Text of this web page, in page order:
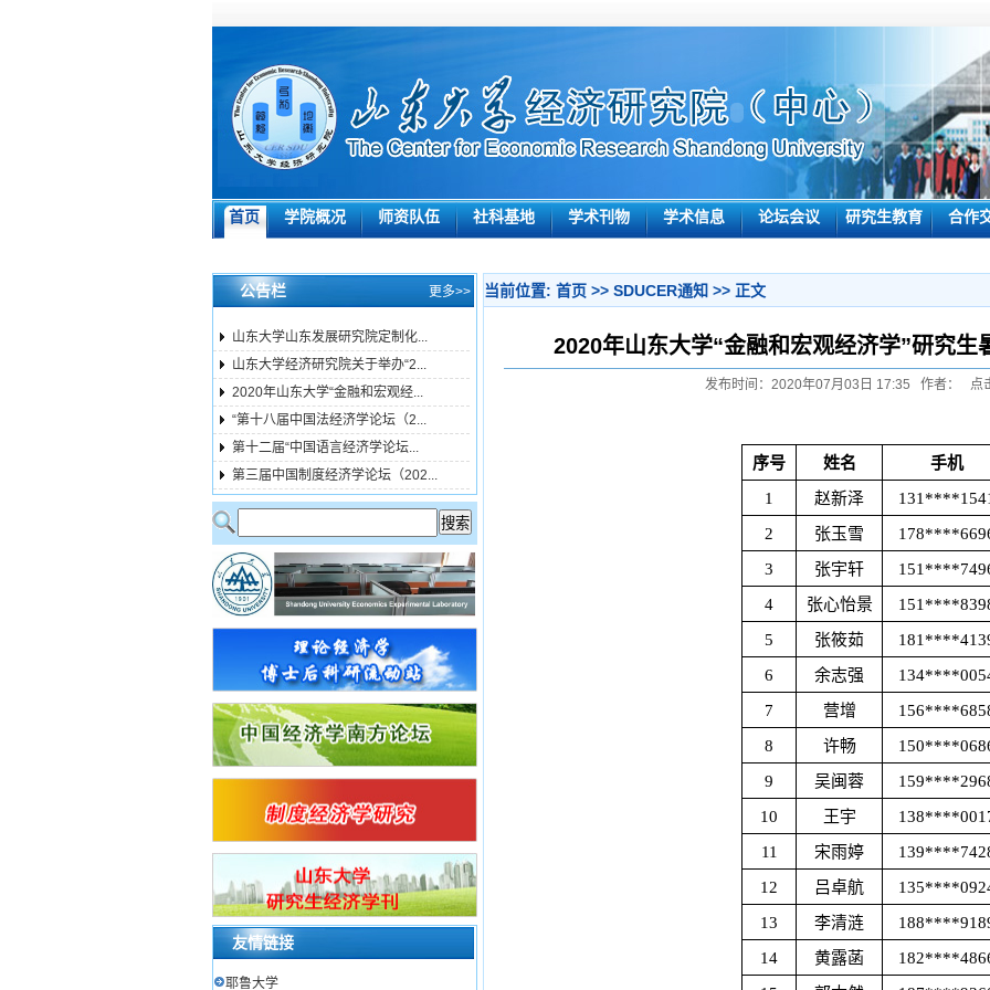
首页 学院概况 师资队伍 社科基地 学术刊物 学术信息 论坛会议 研究生教育 合作
公告栏 更多>>
山东大学山东发展研究院定制化...
山东大学经济研究院关于举办“2...
2020年山东大学“金融和宏观经...
“第十八届中国法经济学论坛（2...
第十二届“中国语言经济学论坛...
第三届中国制度经济学论坛（202...
友情链接
耶鲁大学
当前位置: 首页 >> SDUCER通知 >> 正文
2020年山东大学“金融和宏观经济学”研究生
发布时间：2020年07月03日 17:35 作者： 点
序号 姓名
手机
1
赵新泽
2
张玉雪
3
张宇轩
4
张心怡景
5
张筱茹
6
余志强
7
营增
8
许畅
9
吴闽蓉
10
王宇
11
宋雨婷
12
吕卓航
13
李清涟
14
黄露菡